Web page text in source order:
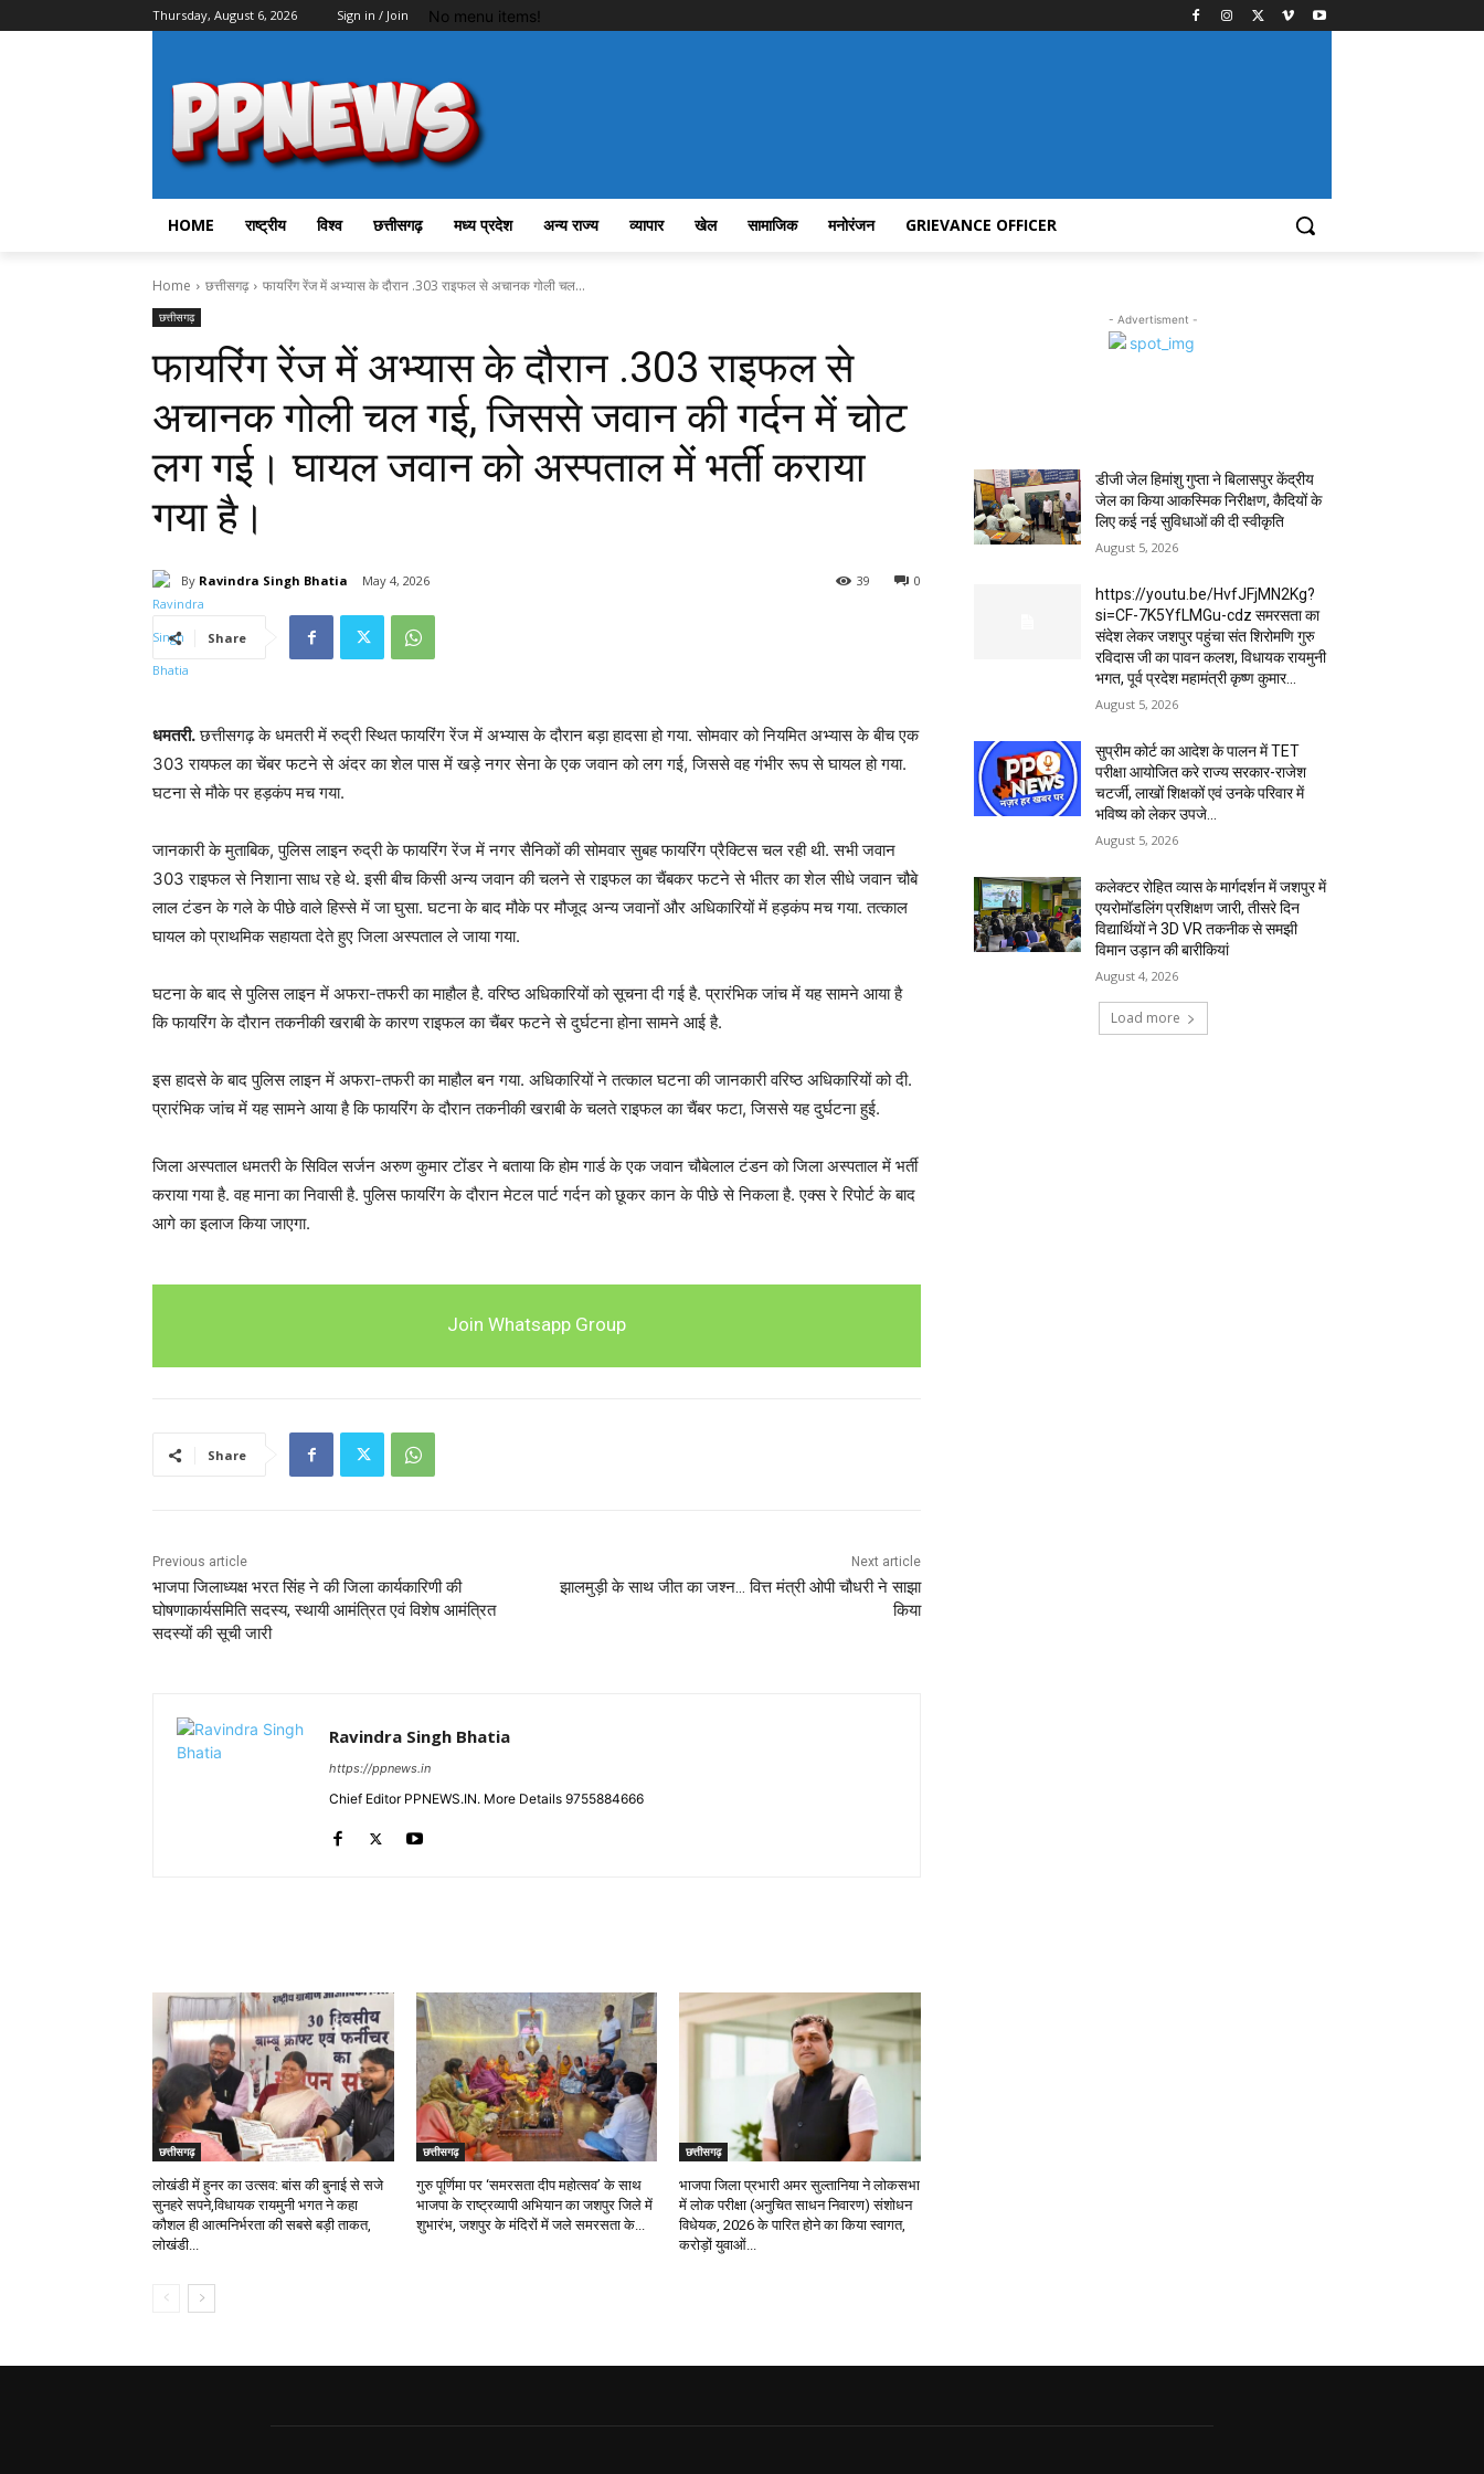
Thursday, August 6, 2026 Sign in / Join No menu items!
HOME राष्ट्रीय विश्व छत्तीसगढ़ मध्य प्रदेश अन्य राज्य व्यापार खेल सामाजिक मनोरंजन GRIEVANCE OFFICER
Home छत्तीसगढ़ फायरिंग रेंज में अभ्यास के दौरान .303 राइफल से अचानक गोली चल...
छत्तीसगढ़
फायरिंग रेंज में अभ्यास के दौरान .303 राइफल से
अचानक गोली चल गई, जिससे जवान की गर्दन में चोट
लग गई। घायल जवान को अस्पताल में भर्ती कराया
गया है।
By Ravindra Singh Bhatia May 4, 2026 0
39
Share
धमतरी.छत्तीसगढ़ के धमतरी में रुद्री स्थित फायरिंग रेंज में अभ्यास के दौरान बड़ा हादसा हो गया. सोमवार को नियमित अभ्यास के बीच एक
303 रायफल का चेंबर फटने से अंदर का शेल पास में खड़े नगर सेना के एक जवान को लग गई, जिससे वह गंभीर रूप से घायल हो गया.
घटना से मौके पर हड़कंप मच गया.
जानकारी के मुताबिक, पुलिस लाइन रुद्री के फायरिंग रेंज में नगर सैनिकों की सोमवार सुबह फायरिंग प्रैक्टिस चल रही थी. सभी जवान
303 राइफल से निशाना साध रहे थे. इसी बीच किसी अन्य जवान की चलने से राइफल का चैंबकर फटने से भीतर का शेल सीधे जवान चौबे
लाल टंडन के गले के पीछे वाले हिस्से में जा घुसा. घटना के बाद मौके पर मौजूद अन्य जवानों और अधिकारियों में हड़कंप मच गया. तत्काल
घायल को प्राथमिक सहायता देते हुए जिला अस्पताल ले जाया गया.
घटना के बाद से पुलिस लाइन में अफरा-तफरी का माहौल है. वरिष्ठ अधिकारियों को सूचना दी गई है. प्रारंभिक जांच में यह सामने आया है
कि फायरिंग के दौरान तकनीकी खराबी के कारण राइफल का चैंबर फटने से दुर्घटना होना सामने आई है.
इस हादसे के बाद पुलिस लाइन में अफरा-तफरी का माहौल बन गया. अधिकारियों ने तत्काल घटना की जानकारी वरिष्ठ अधिकारियों को दी.
प्रारंभिक जांच में यह सामने आया है कि फायरिंग के दौरान तकनीकी खराबी के चलते राइफल का चैंबर फटा, जिससे यह दुर्घटना हुई.
जिला अस्पताल धमतरी के सिविल सर्जन अरुण कुमार टोंडर ने बताया कि होम गार्ड के एक जवान चौबेलाल टंडन को जिला अस्पताल में भर्ती
कराया गया है. वह माना का निवासी है. पुलिस फायरिंग के दौरान मेटल पार्ट गर्दन को छूकर कान के पीछे से निकला है. एक्स रे रिपोर्ट के बाद
आगे का इलाज किया जाएगा.
Join Whatsapp Group
Share
Previous article
भाजपा जिलाध्यक्ष भरत सिंह ने की जिला कार्यकारिणी की
घोषणाकार्यसमिति सदस्य, स्थायी आमंत्रित एवं विशेष आमंत्रित
सदस्यों की सूची जारी
Next article
झालमुड़ी के साथ जीत का जश्न… वित्त मंत्री ओपी चौधरी ने साझा
किया
Ravindra Singh Bhatia
https://ppnews.in
Chief Editor PPNEWS.IN. More Details 9755884666
छत्तीसगढ़
लोखंडी में हुनर का उत्सव: बांस की बुनाई से सजे
सुनहरे सपने,विधायक रायमुनी भगत ने कहा
कौशल ही आत्मनिर्भरता की सबसे बड़ी ताकत,
लोखंडी...
छत्तीसगढ़
गुरु पूर्णिमा पर ‘समरसता दीप महोत्सव’ के साथ
भाजपा के राष्ट्रव्यापी अभियान का जशपुर जिले में
शुभारंभ, जशपुर के मंदिरों में जले समरसता के...
छत्तीसगढ़
भाजपा जिला प्रभारी अमर सुल्तानिया ने लोकसभा
में लोक परीक्षा (अनुचित साधन निवारण) संशोधन
विधेयक, 2026 के पारित होने का किया स्वागत,
करोड़ों युवाओं...
- Advertisment -
डीजी जेल हिमांशु गुप्ता ने बिलासपुर केंद्रीय
जेल का किया आकस्मिक निरीक्षण, कैदियों के
लिए कई नई सुविधाओं की दी स्वीकृति
August 5, 2026
https://youtu.be/HvfJFjMN2Kg?
si=CF-7K5YfLMGu-cdz समरसता का
संदेश लेकर जशपुर पहुंचा संत शिरोमणि गुरु
रविदास जी का पावन कलश, विधायक रायमुनी
भगत, पूर्व प्रदेश महामंत्री कृष्ण कुमार...
August 5, 2026
सुप्रीम कोर्ट का आदेश के पालन में TET
परीक्षा आयोजित करे राज्य सरकार-राजेश
चटर्जी, लाखों शिक्षकों एवं उनके परिवार में
भविष्य को लेकर उपजे...
August 5, 2026
कलेक्टर रोहित व्यास के मार्गदर्शन में जशपुर में
एयरोमॉडलिंग प्रशिक्षण जारी, तीसरे दिन
विद्यार्थियों ने 3D VR तकनीक से समझी
विमान उड़ान की बारीकियां
August 4, 2026
Load more